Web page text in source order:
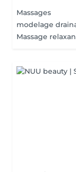
Massages
modelage
Massage